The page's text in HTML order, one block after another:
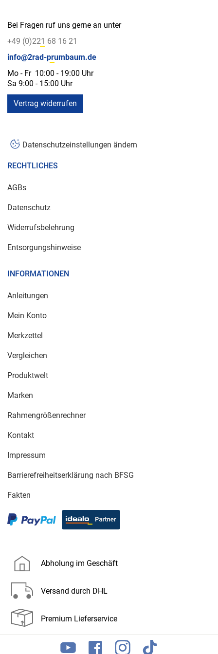
Bei Fragen ruf uns gerne an unter
+49 (0)221 68 16 21
info@2rad-prumbaum.de
Mo - Fr 10:00 - 19:00 Uhr
Sa 9:00 - 15:00 Uhr
Vertrag widerrufen
Datenschutzeinstellungen ändern
RECHTLICHES
AGBs
Datenschutz
Widerrufsbelehrung
Entsorgungshinweise
INFORMATIONEN
Anleitungen
Mein Konto
Merkzettel
Vergleichen
Produktwelt
Marken
Rahmengrößenrechner
Kontakt
Impressum
Barrierefreiheitserklärung nach BFSG
Fakten
Abholung im Geschäft
Versand durch DHL
Premium Lieferservice